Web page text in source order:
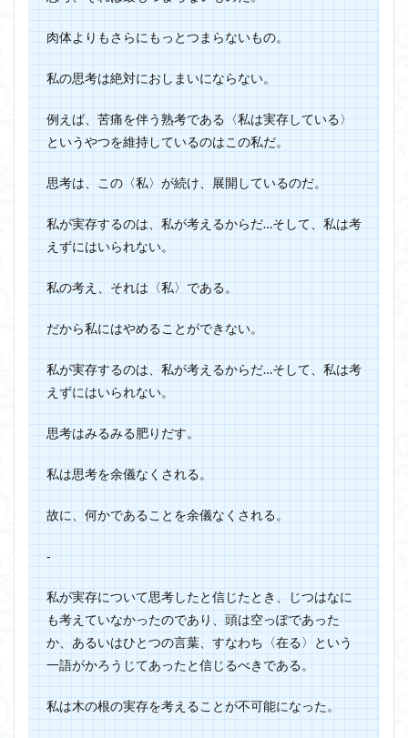
肉体よりもさらにもっとつまらないもの。
私の思考は絶対におしまいにならない。
例えば、苦痛を伴う熟考である〈私は実存している〉
というやつを維持しているのはこの私だ。
思考は、この〈私〉が続け、展開しているのだ。
私が実存するのは、私が考えるからだ…そして、私は考
えずにはいられない。
私の考え、それは〈私〉である。
だから私にはやめることができない。
私が実存するのは、私が考えるからだ…そして、私は考
えずにはいられない。
思考はみるみる肥りだす。
私は思考を余儀なくされる。
故に、何かであることを余儀なくされる。
‐
私が実存について思考したと信じたとき、じつはなに
も考えていなかったのであり、頭は空っぽであった
か、あるいはひとつの言葉、すなわち〈在る〉という
一語がかろうじてあったと信じるべきである。
私は木の根の実存を考えることが不可能になった。